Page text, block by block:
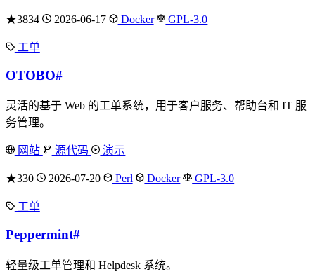
★3834 2026-06-17 Docker GPL-3.0
工单
OTOBO#
灵活的基于 Web 的工单系统，用于客户服务、帮助台和 IT 服
务管理。
网站 源代码 演示
★330 2026-07-20 Perl Docker GPL-3.0
工单
Peppermint#
轻量级工单管理和 Helpdesk 系统。